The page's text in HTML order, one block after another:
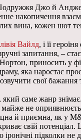
Джо й
накопичення
вина, кожен шот
Вайлд, і її
запитання, –
приносить у
яка наростає
свої бажання
саме жанр
не
й приємна, як у
свій
підколки не